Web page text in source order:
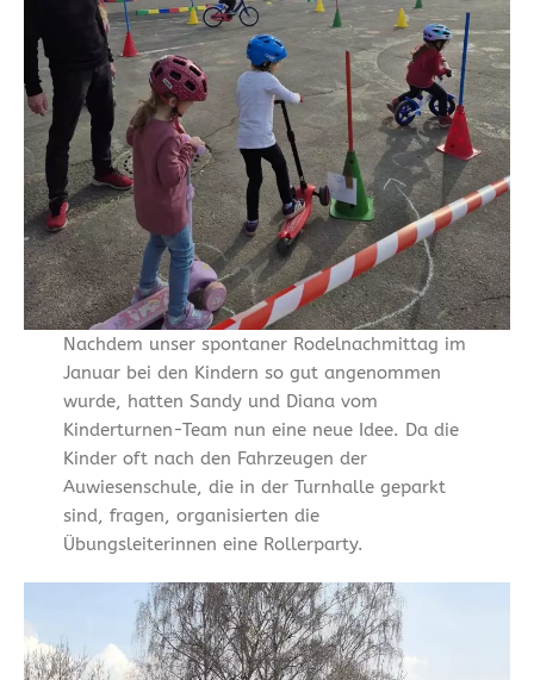
Nachdem unser spontaner Rodelnachmittag im
Januar bei den Kindern so gut angenommen
wurde, hatten Sandy und Diana vom
Kinderturnen-Team nun eine neue Idee. Da die
Kinder oft nach den Fahrzeugen der
Auwiesenschule, die in der Turnhalle geparkt
sind, fragen, organisierten die
Übungsleiterinnen eine Rollerparty.